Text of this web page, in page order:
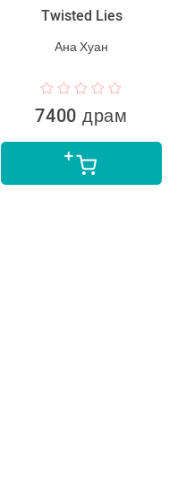
Twisted Lies
Ана Хуан
7400 драм